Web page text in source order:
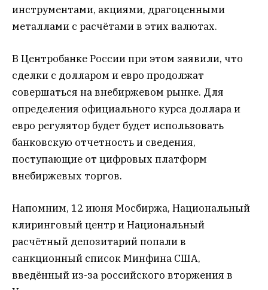
инструментами, акциями, драгоценными
металлами с расчётами в этих валютах.
В Центробанке России при этом заявили, что
сделки с долларом и евро продолжат
совершаться на внебиржевом рынке. Для
определения официального курса доллара и
евро регулятор будет будет использовать
банковскую отчетность и сведения,
поступающие от цифровых платформ
внебиржевых торгов.
Напомним, 12 июня Мосбиржа, Национальный
клиринговый центр и Национальный
расчётный депозитарий попали в
санкционный список Минфина США,
введённый из-за российского вторжения в